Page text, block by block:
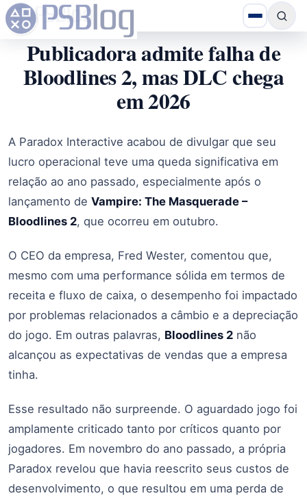
Publicadora admite falha de
Bloodlines 2, mas DLC chega
em 2026
A Paradox Interactive acabou de divulgar que seu
lucro operacional teve uma queda significativa em
relação ao ano passado, especialmente após o
lançamento de Vampire: The Masquerade –
Bloodlines 2, que ocorreu em outubro.
O CEO da empresa, Fred Wester, comentou que,
mesmo com uma performance sólida em termos de
receita e fluxo de caixa, o desempenho foi impactado
por problemas relacionados a câmbio e a depreciação
do jogo. Em outras palavras, Bloodlines 2 não
alcançou as expectativas de vendas que a empresa
tinha.
Esse resultado não surpreende. O aguardado jogo foi
amplamente criticado tanto por críticos quanto por
jogadores. Em novembro do ano passado, a própria
Paradox revelou que havia reescrito seus custos de
desenvolvimento, o que resultou em uma perda de